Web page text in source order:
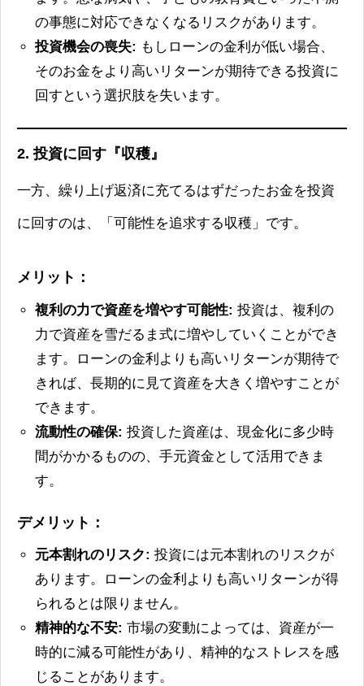
の事態に対応できなくなるリスクがあります。
投資機会の喪失: もしローンの金利が低い場合、
そのお金をより高いリターンが期待できる投資に
回すという選択肢を失います。
2. 投資に回す『収穫』
一方、繰り上げ返済に充てるはずだったお金を投資
に回すのは、「可能性を追求する収穫」です。
メリット：
複利の力で資産を増やす可能性: 投資は、複利の
力で資産を雪だるま式に増やしていくことができ
ます。ローンの金利よりも高いリターンが期待で
きれば、長期的に見て資産を大きく増やすことが
できます。
流動性の確保: 投資した資産は、現金化に多少時
間がかかるものの、手元資金として活用できま
す。
デメリット：
元本割れのリスク: 投資には元本割れのリスクが
あります。ローンの金利よりも高いリターンが得
られるとは限りません。
精神的な不安: 市場の変動によっては、資産が一
時的に減る可能性があり、精神的なストレスを感
じることがあります。